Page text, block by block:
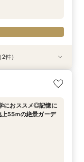
学×4万コース試食×
りで選ぶ、ふたり
タッフがご案内◇
件）
におススメ◎記憶に
55ｍの絶景ガーデ